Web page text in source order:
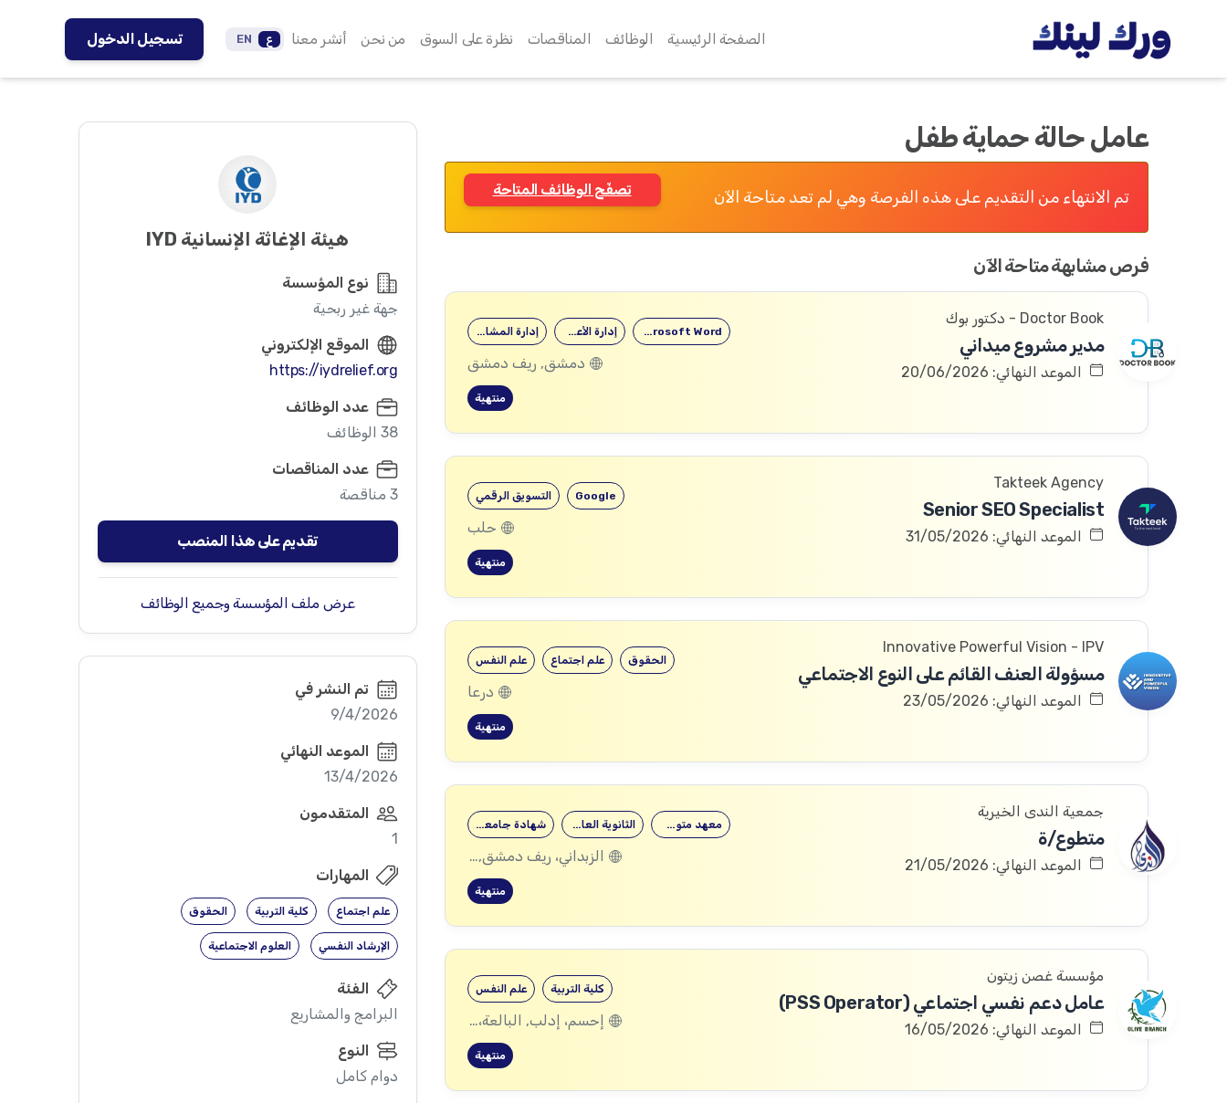
الصفحة الرئيسية الوظائف المناقصات نظرة على السوق من نحن أنشر معنا ع EN تسجيل الدخول
عامل حالة حماية طفل
تم الانتهاء من التقديم على هذه الفرصة وهي لم تعد متاحة الآن تصفّح الوظائف المتاحة
فرص مشابهة متاحة الآن
Doctor Book - دكتور بوك
مدير مشروع ميداني
الموعد النهائي: 20/06/2026
إدارة المشاريع إدارة الأعمال Microsoft Word
دمشق, ريف دمشق
منتهية
Takteek Agency
Senior SEO Specialist
الموعد النهائي: 31/05/2026
التسويق الرقمي Google
حلب
منتهية
Innovative Powerful Vision - IPV
مسؤولة العنف القائم على النوع الاجتماعي
الموعد النهائي: 23/05/2026
علم النفس علم اجتماع الحقوق
درعا
منتهية
جمعية الندى الخيرية
متطوع/ة
الموعد النهائي: 21/05/2026
شهادة جامعية الثانوية العامة معهد متوسط
الزبداني، ريف دمشق, المليحة، ريف دمشق
منتهية
مؤسسة غصن زيتون
عامل دعم نفسي اجتماعي (PSS Operator)
الموعد النهائي: 16/05/2026
علم النفس كلية التربية
إحسم، إدلب, البالعة، إدلب, بليون، إدلب, مرعيان، إدلب
منتهية
هيئة الإغاثة الإنسانية IYD
نوع المؤسسة
جهة غير ربحية
الموقع الإلكتروني
https://iydrelief.org
عدد الوظائف
38 الوظائف
عدد المناقصات
3 مناقصة
تقديم على هذا المنصب
عرض ملف المؤسسة وجميع الوظائف
تم النشر في
9/4/2026
الموعد النهائي
13/4/2026
المتقدمون
1
المهارات
علم اجتماع كلية التربية الحقوق
الإرشاد النفسي العلوم الاجتماعية
الفئة
البرامج والمشاريع
النوع
دوام كامل